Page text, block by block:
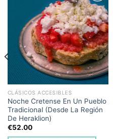
Add to
Wishlist
CLÁSICOS ACCESIBLES
Noche Cretense En Un Pueblo
Tradicional (Desde La Región
De Heraklion)
€52.00